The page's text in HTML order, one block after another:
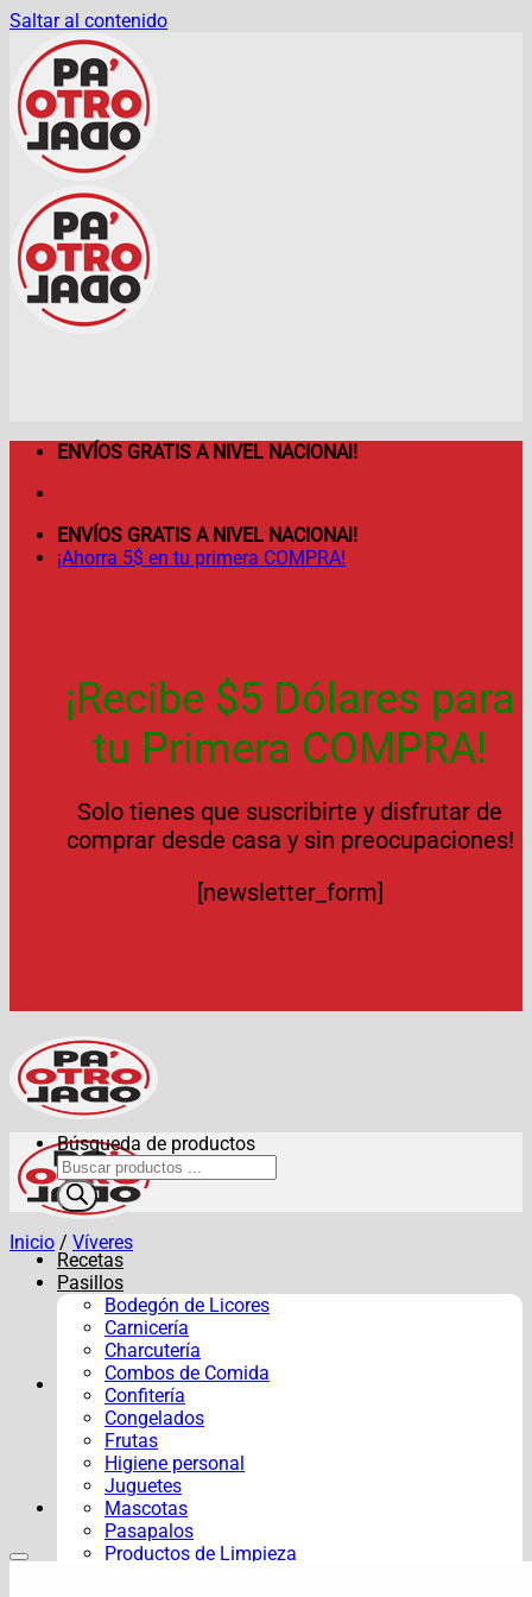
Saltar al contenido
ENVÍOS GRATIS A NIVEL NACIONAl!
ENVÍOS GRATIS A NIVEL NACIONAl!
¡Ahorra 5$ en tu primera COMPRA!
¡Recibe $5 Dólares para
tu Primera COMPRA!
Solo tienes que suscribirte y disfrutar de
comprar desde casa y sin preocupaciones!
[newsletter_form]
Recetas
Pasillos
Bodegón de Licores
Carnicería
Charcutería
Combos de Comida
Confitería
Congelados
Frutas
Higiene personal
Juguetes
Mascotas
Pasapalos
Productos de Limpieza
Búsqueda de productos
Inicio / Víveres